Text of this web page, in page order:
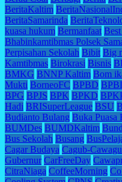
BeritaKaltim
BeritaSamarinda
kuasa hukum Bermanfaat
Bhabinkamtibmas Polsek
Perpisahan Sekolah Bibit Big
Kamtibmas Birokrasi Bisnis
BMKG BNNP Kaltim Bom
Mukti BorneoFC BPBD
BPG BPJS BPK BPKD
Hadi BRISuperLeague BSU
Budianto Bulang Buka Puasa
BUMDes BUMDKaltim
Bus Sekolah Busang
Cagar Budaya Cagub-
Gubernur CarFreeDay
CitraNiaga CoffeeMorning